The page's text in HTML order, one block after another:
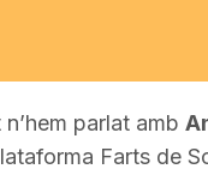
parlat amb
Farts de